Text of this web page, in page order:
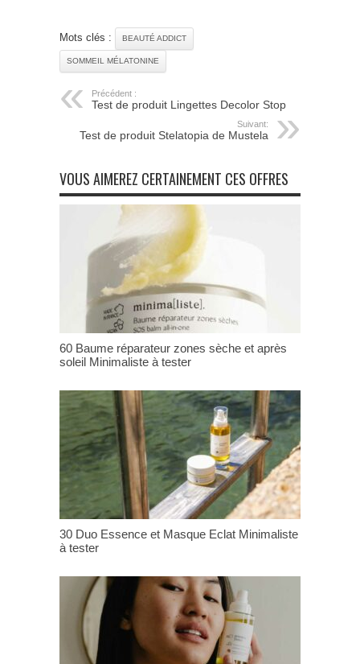
Mots clés : BEAUTÉ ADDICT
SOMMEIL MÉLATONINE
Précédent :
Test de produit Lingettes Decolor Stop
Suivant:
Test de produit Stelatopia de Mustela
VOUS AIMEREZ CERTAINEMENT CES OFFRES
60 Baume réparateur zones sèche et après
soleil Minimaliste à tester
30 Duo Essence et Masque Eclat Minimaliste
à tester